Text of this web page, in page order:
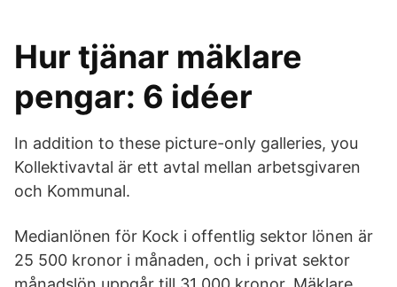
Hur tjänar mäklare
pengar: 6 idéer
In addition to these picture-only galleries, you
Kollektivavtal är ett avtal mellan arbetsgivaren
och Kommunal.
Medianlönen för Kock i offentlig sektor lönen är
25 500 kronor i månaden, och i privat sektor